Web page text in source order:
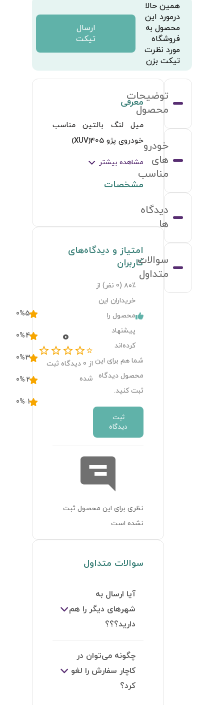
همین حالا
درمورد این
محصول به
فروشگاه
مورد نظرت
تیکت بزن
ارسال
تیکت
توضیحات
محصول
خودرو
های
مناسب
دیدگاه
ها
سوالات
متداول
معرفی
خودروی پژو 405(XUV)
مشاهده بیشتر
مشخصات
امتیاز و دیدگاه‌های
کاربران
۸۰٪ ( 0 نفر) از
خریداران این
محصول را
پیشنهاد
کرده‌اند
شما هم برای این
محصول دیدگاه
ثبت کنید.
ثبت
دیدگاه
0
از 0 دیدگاه ثبت
شده
5
0%
4
0%
3
0%
2
0%
1
0%
نظری برای این محصول ثبت
نشده است
سوالات متداول
آیا ارسال به
شهرهای دیگر را هم
دارید؟؟؟
چگونه می‌توان در
کاچار سفارش را لغو
کرد؟